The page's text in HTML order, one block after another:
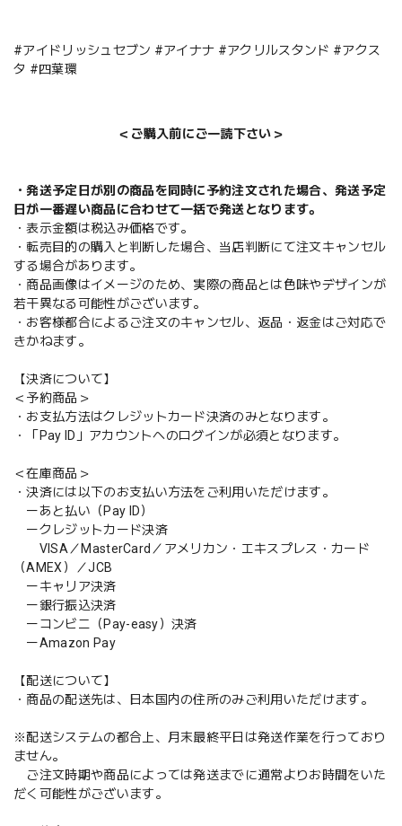
#アイドリッシュセブン #アイナナ #アクリルスタンド #アクス
タ #四葉環
＜ご購入前にご一読下さい＞
・発送予定日が別の商品を同時に予約注文された場合、発送予定
日が一番遅い商品に合わせて一括で発送となります。
・表示金額は税込み価格です。
・転売目的の購入と判断した場合、当店判断にて注文キャンセル
する場合があります。
・商品画像はイメージのため、実際の商品とは色味やデザインが
若干異なる可能性がございます。
・お客様都合によるご注文のキャンセル、返品・返金はご対応で
きかねます。
【決済について】
＜予約商品＞
・お支払方法はクレジットカード決済のみとなります。
・「Pay ID」アカウントへのログインが必須となります。
＜在庫商品＞
・決済には以下のお支払い方法をご利用いただけます。
ーあと払い（Pay ID）
ークレジットカード決済
VISA／MasterCard／アメリカン・エキスプレス・カード
（AMEX）／JCB
ーキャリア決済
ー銀行振込決済
ーコンビニ（Pay-easy）決済
ーAmazon Pay
【配送について】
・商品の配送先は、日本国内の住所のみご利用いただけます。
※配送システムの都合上、月末最終平日は発送作業を行っており
ません。
ご注文時期や商品によっては発送までに通常よりお時間をいた
だく可能性がございます。